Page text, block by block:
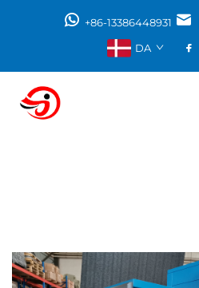
+86-13386448931
DA